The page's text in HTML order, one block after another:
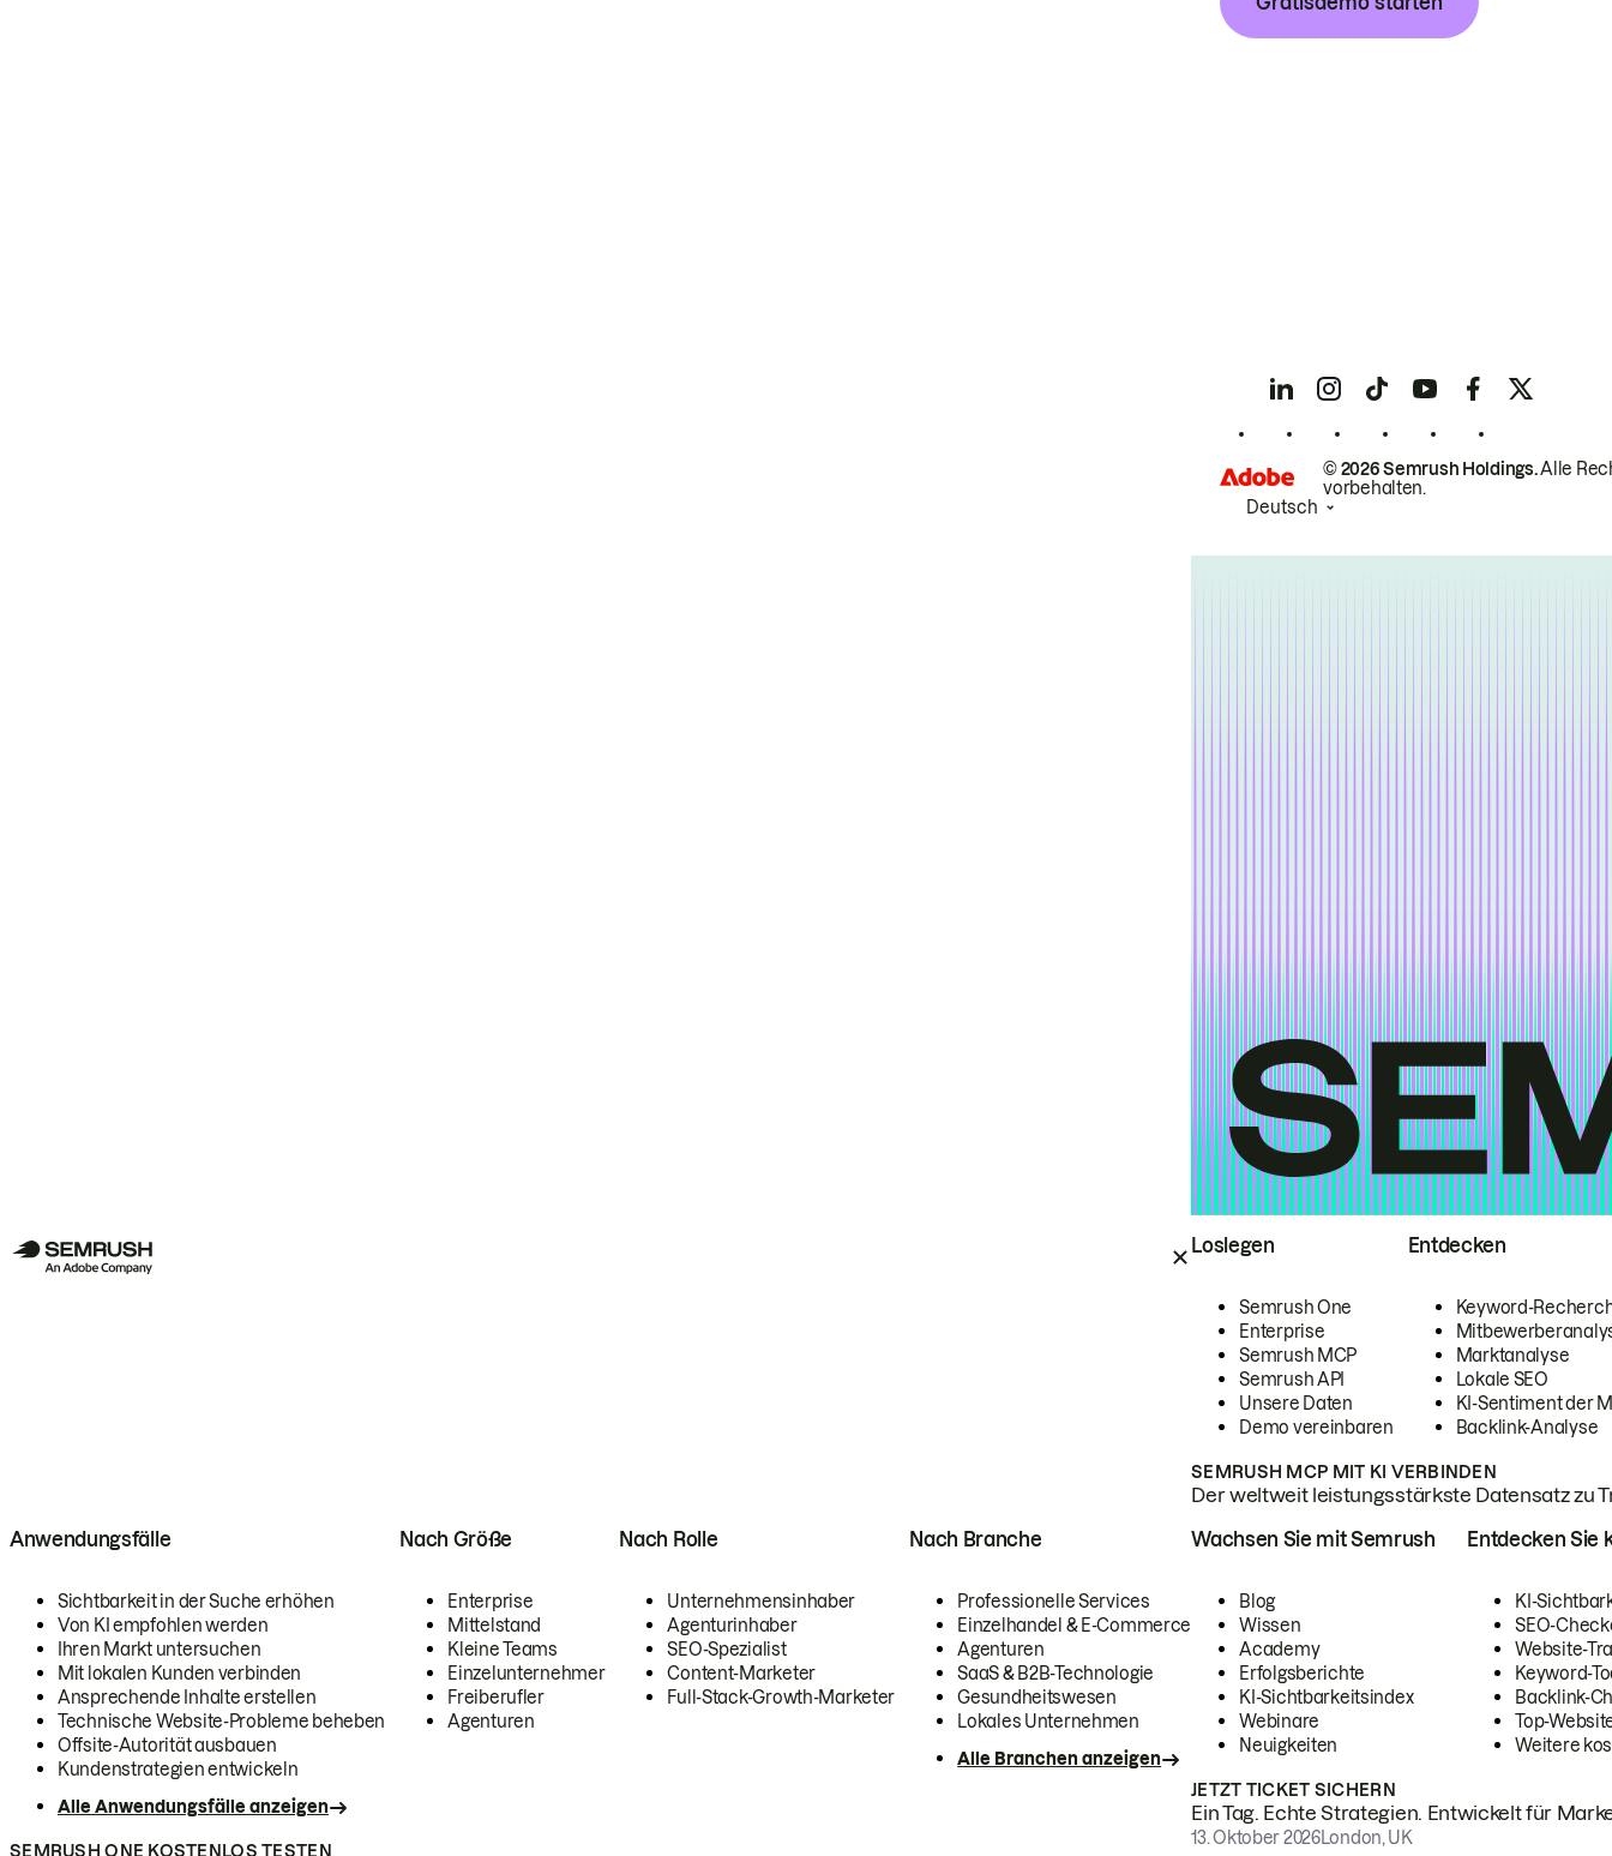
Loslegen
Semrush One
Enterprise
Semrush MCP
Semrush API
Unsere Daten
Demo vereinbaren
Entdecken
Keyword-
Marktanalyse
Lokale SEO
KI-Sentiment der
Backlink-Analyse
SEMRUSH MCP MIT KI VERBINDEN
Der weltweit leistungsstärkste Datensatz zu
Anwendungsfälle
Sichtbarkeit in der Suche erhöhen
Von KI empfohlen werden
Ihren Markt untersuchen
Mit lokalen Kunden verbinden
Ansprechende Inhalte erstellen
Technische Website-Probleme beheben
Offsite-Autorität ausbauen
Kundenstrategien entwickeln
Alle Anwendungsfälle anzeigen
Nach Größe
Enterprise
Mittelstand
Kleine Teams
Einzelunternehmer
Freiberufler
Agenturen
Nach Rolle
Unternehmensinhaber
Agenturinhaber
SEO-Spezialist
Content-Marketer
Full-Stack-Growth-Marketer
Nach Branche
Professionelle Services
Einzelhandel & E-Commerce
Agenturen
SaaS & B2B-Technologie
Gesundheitswesen
Lokales Unternehmen
Alle Branchen anzeigen
SEMRUSH ONE KOSTENLOS TESTEN
Wachsen Sie mit Semrush
Blog
Wissen
Academy
Erfolgsberichte
KI-Sichtbarkeitsindex
Webinare
Neuigkeiten
Entdecken Sie
KI-
SEO-
Website-
Keyword-
Backlink-
Top-
Weitere
JETZT TICKET SICHERN
Ein Tag. Echte Strategien. Entwickelt für
13. Oktober 2026London, UK
© 2026 Semrush Holdings.Alle
vorbehalten.
Deutsch